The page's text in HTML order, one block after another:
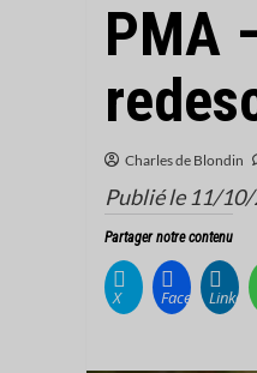
PMA
Charles de Blondin
Publié le 11/
Partager notre contenu
X Facebook